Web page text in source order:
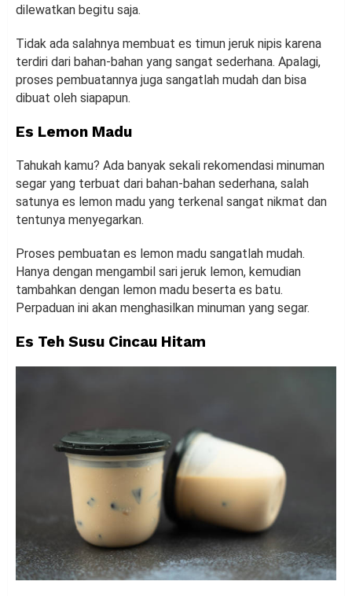
dilewatkan begitu saja.
Tidak ada salahnya membuat es timun jeruk nipis karena
terdiri dari bahan-bahan yang sangat sederhana. Apalagi,
proses pembuatannya juga sangatlah mudah dan bisa
dibuat oleh siapapun.
Es Lemon Madu
Tahukah kamu? Ada banyak sekali rekomendasi minuman
segar yang terbuat dari bahan-bahan sederhana, salah
satunya es lemon madu yang terkenal sangat nikmat dan
tentunya menyegarkan.
Proses pembuatan es lemon madu sangatlah mudah.
Hanya dengan mengambil sari jeruk lemon, kemudian
tambahkan dengan lemon madu beserta es batu.
Perpaduan ini akan menghasilkan minuman yang segar.
Es Teh Susu Cincau Hitam